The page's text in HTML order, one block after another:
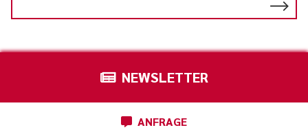
NEWSLETTER
ANFRAGE